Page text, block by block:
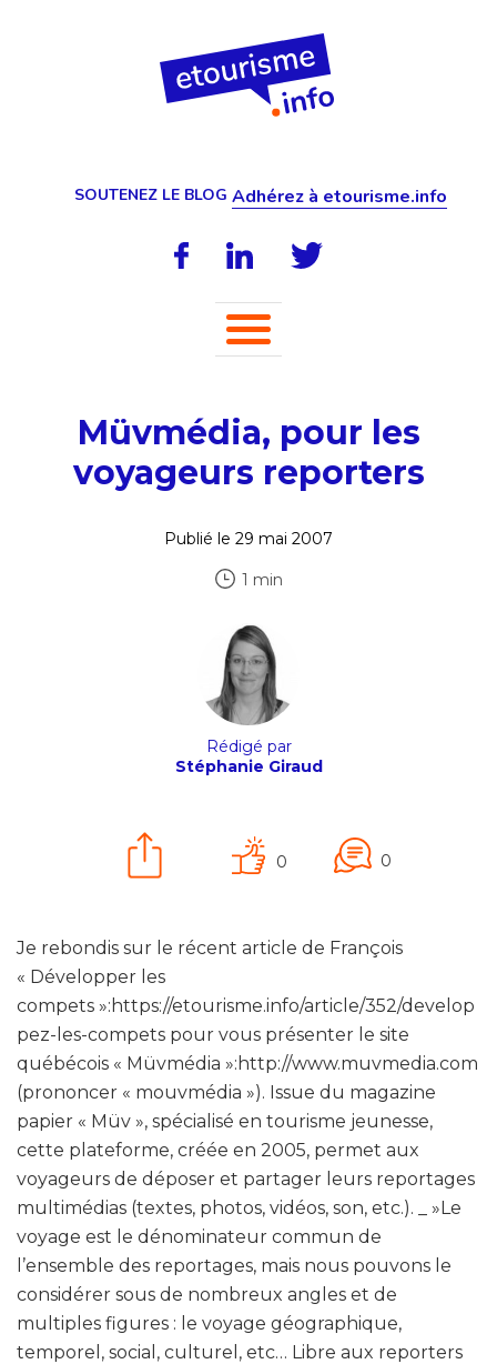
SOUTENEZ LE BLOG Adhérez à etourisme.info
Müvmédia, pour les
voyageurs reporters
Publié le 29 mai 2007
1 min
Rédigé par
Stéphanie Giraud
0 0
Je rebondis sur le récent article de François
« Développer les
compets »:https://etourisme.info/article/352/develop
pez-les-compets pour vous présenter le site
québécois « Müvmédia »:http://www.muvmedia.com
(prononcer « mouvmédia »). Issue du magazine
papier « Müv », spécialisé en tourisme jeunesse,
cette plateforme, créée en 2005, permet aux
voyageurs de déposer et partager leurs reportages
multimédias (textes, photos, vidéos, son, etc.). _ »Le
voyage est le dénominateur commun de
l’ensemble des reportages, mais nous pouvons le
considérer sous de nombreux angles et de
multiples figures : le voyage géographique,
temporel, social, culturel, etc… Libre aux reporters